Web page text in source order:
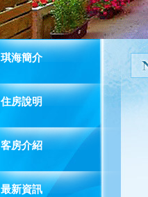
琪海簡介
住房說明
客房介紹
最新資訊